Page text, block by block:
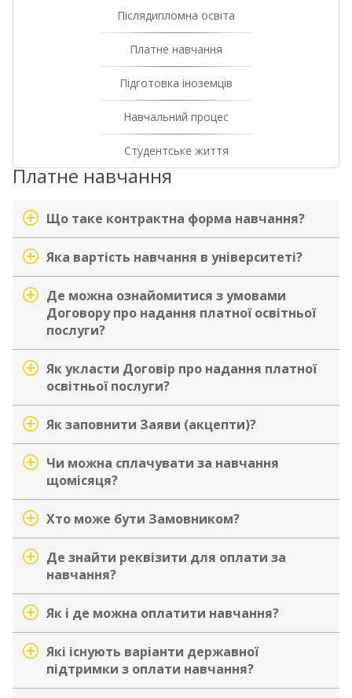
Післядипломна освіта
Платне навчання
Підготовка іноземців
Навчальний процес
Студентське життя
Платне навчання
Що таке контрактна форма навчання?
Яка вартість навчання в університеті?
Де можна ознайомитися з умовами
Договору про надання платної освітньої
послуги?
Як укласти Договір про надання платної
освітньої послуги?
Як заповнити Заяви (акцепти)?
Чи можна сплачувати за навчання
щомісяця?
Хто може бути Замовником?
Де знайти реквізити для оплати за
навчання?
Як і де можна оплатити навчання?
Які існують варіанти державної
підтримки з оплати навчання?